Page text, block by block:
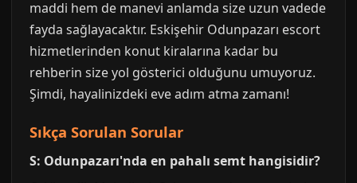
maddi hem de manevi anlamda size uzun vadede
fayda sağlayacaktır. Eskişehir Odunpazarı escort
hizmetlerinden konut kiralarına kadar bu
rehberin size yol gösterici olduğunu umuyoruz.
Şimdi, hayalinizdeki eve adım atma zamanı!
Sıkça Sorulan Sorular
S: Odunpazarı'nda en pahalı semt hangisidir?